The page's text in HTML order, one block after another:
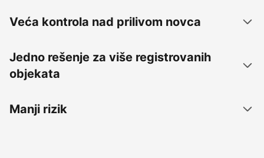
Veća kontrola nad prilivom novca
Jedno rešenje za više registrovanih
objekata
Manji rizik